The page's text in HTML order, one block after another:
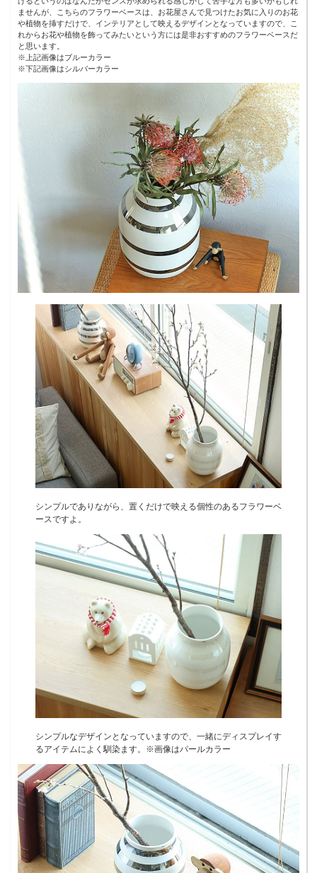
ませんが、こちらのフラワーベースは、お花屋さんで見つけたお気に入りのお花
や植物を挿すだけで、インテリアとして映えるデザインとなっていますので、こ
れからお花や植物を飾ってみたいという方には是非おすすめのフラワーベースだ
と思います。
※上記画像はブルーカラー
※下記画像はシルバーカラー
シンプルでありながら、置くだけで映える個性のあるフラワーベ
ースですよ。
シンプルなデザインとなっていますので、一緒にディスプレイす
るアイテムによく馴染ます。※画像はパールカラー